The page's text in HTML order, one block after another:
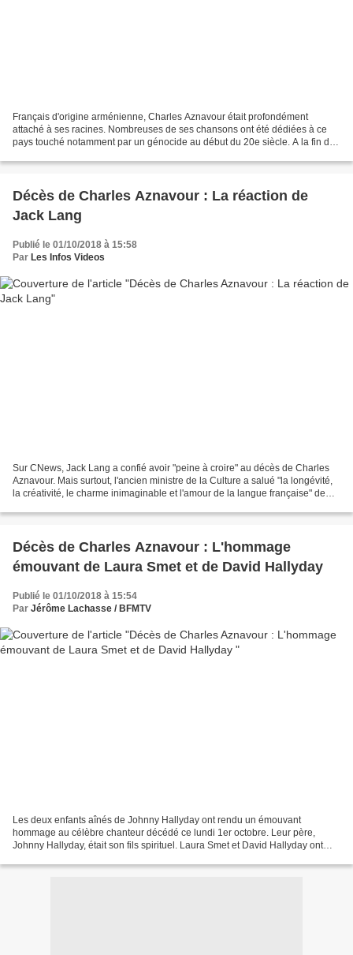
Français d'origine arménienne, Charles Aznavour était profondément
attaché à ses racines. Nombreuses de ses chansons ont été dédiées à ce
pays touché notamment par un génocide au début du 20e siècle. A la fin de
Décès de Charles Aznavour : La réaction de
Jack Lang
Publié le 01/10/2018 à 15:58
Par Les Infos Videos
Sur CNews, Jack Lang a confié avoir "peine à croire" au décès de Charles
Aznavour. Mais surtout, l'ancien ministre de la Culture a salué "la longévité,
la créativité, le charme inimaginable et l'amour de la langue française" de
Décès de Charles Aznavour : L'hommage
émouvant de Laura Smet et de David Hallyday
Publié le 01/10/2018 à 15:54
Par Jérôme Lachasse / BFMTV
Les deux enfants aînés de Johnny Hallyday ont rendu un émouvant
hommage au célèbre chanteur décédé ce lundi 1er octobre. Leur père,
Johnny Hallyday, était son fils spirituel. Laura Smet et David Hallyday ont